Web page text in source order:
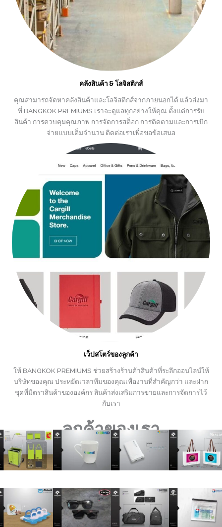
คลังสินค้า & โลจิสติกส์
คุณสามารถจัดหาคลังสินค้าและโลจิสติกส์จากภายนอกได้ แล้วส่งมา
ที่ BANGKOK PREMIUMS เราจะดูแลทุกอย่างให้คุณ ตั้งแต่การรับ
สินค้า การควบคุมคุณภาพ การจัดการสต็อก การติดตามและการเบิก
จ่ายแบบเต็มจำนวน ติดต่อเราเพื่อขอข้อเสนอ
เว็ปสโตร์ของลูกค้า
ให้ BANGKOK PREMIUMS ช่วยสร้างร้านค้าสินค้าที่ระลึกออนไลน์ให้
บริษัทของคุณ ประหยัดเวลาทีมของคุณเพื่องานที่สำคัญกว่า และฝาก
ชุดที่มีตราสินค้าขององค์กร สินค้าส่งเสริมการขายและการจัดการไว้
กับเรา
ลูกค้าของเรา